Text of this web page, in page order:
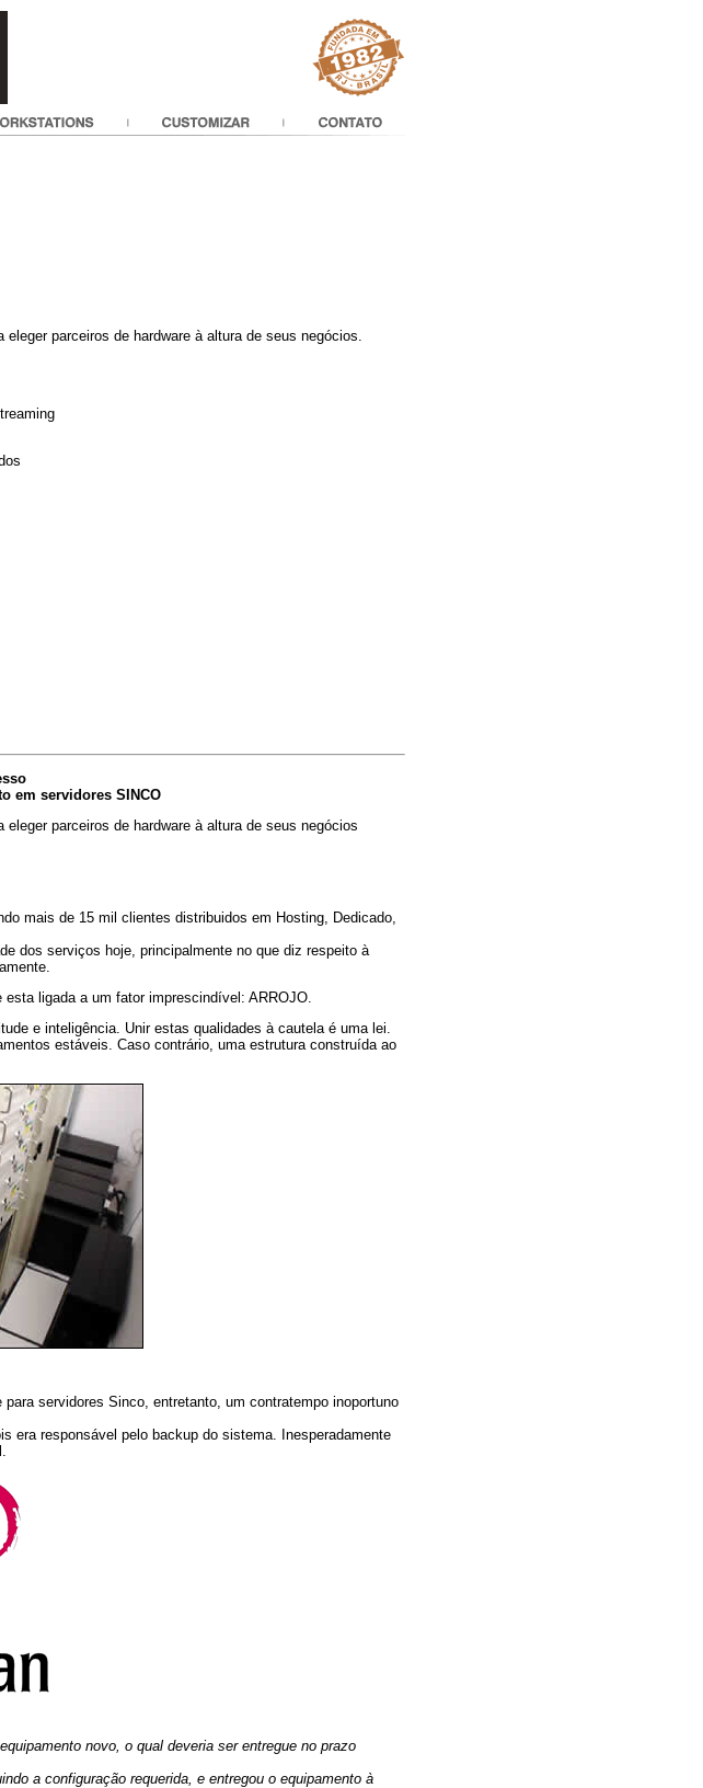
parceiros de hardware à altura de seus negócios.
em servidores SINCO
parceiros de hardware à altura de seus negócios
mais de 15 mil clientes distribuidos em Hosting, Dedicado,
dos serviços hoje, principalmente no que diz respeito à
ligada a um fator imprescindível: ARROJO.
e inteligência. Unir estas qualidades à cautela é uma lei.
estáveis. Caso contrário, uma estrutura construída ao
servidores Sinco, entretanto, um contratempo inoportuno
era responsável pelo backup do sistema. Inesperadamente
novo, o qual deveria ser entregue no prazo
a configuração requerida, e entregou o equipamento à